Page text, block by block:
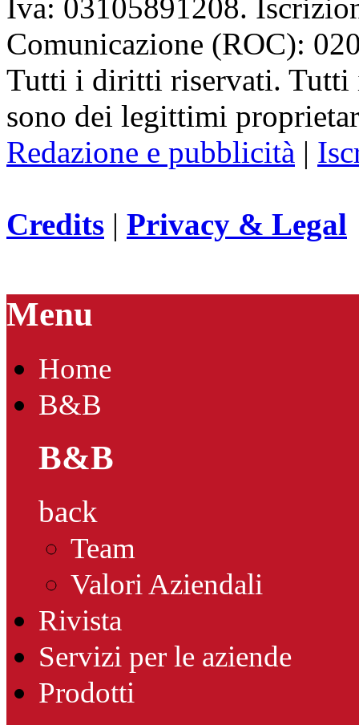
Iva: 03105891208.
Comunicazione (ROC):
Tutti i diritti riservati. Tutti
sono dei legittimi
Redazione e pubblicità |
Credits | Privacy & Legal
Menu
Home
B&B
B&B
back
Team
Valori Aziendali
Rivista
Servizi per le aziende
Prodotti